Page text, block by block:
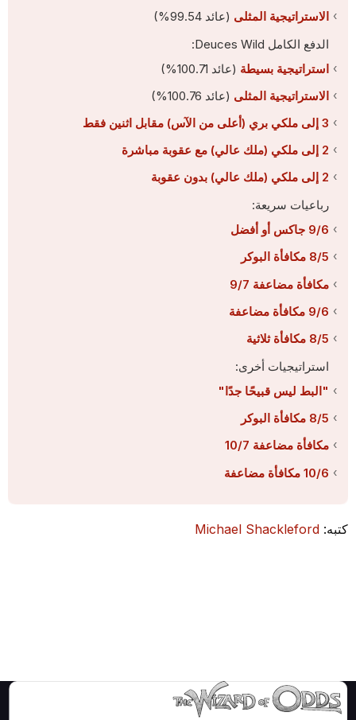
الاستراتيجية المثلى(عائد 99.54%)
الدفع الكامل Deuces Wild:
استراتيجية بسيطة(عائد 100.71%)
الاستراتيجية المثلى(عائد 100.76%)
3 إلى ملكي بري (أعلى من الآس) مقابل اثنين فقط
2 إلى ملكي (ملك عالي) مع عقوبة مباشرة
2 إلى ملكي (ملك عالي) بدون عقوبة
رباعيات سريعة:
9/6 جاكس أو أفضل
8/5 مكافأة البوكر
مكافأة مضاعفة 9/7
9/6 مكافأة مضاعفة
8/5 مكافأة ثلاثية
استراتيجيات أخرى:
"البط ليس قبيحًا جدًا"
8/5 مكافأة البوكر
مكافأة مضاعفة 10/7
10/6 مكافأة مضاعفة
كتبه:Michael Shackleford